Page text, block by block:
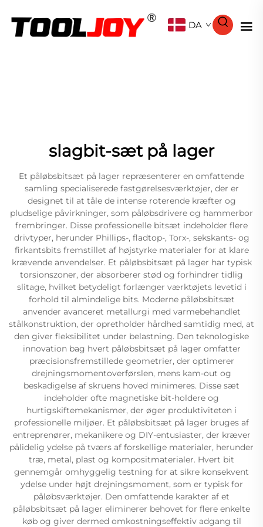
DA
slagbit-sæt på lager
Et påløbsbitsæt på lager repræsenterer en omfattende
samling specialiserede fastgørelsesværktøjer, der er
designet til at tåle de intense roterende kræfter og
pludselige påvirkninger, som påløbsdrivere og hammerbor
frembringer. Disse professionelle bitsæt indeholder flere
drivtyper, herunder Phillips-, fladtop-, Torx-, sekskants- og
firkantsbits fremstillet af højstyrke materialer for at klare
krævende anvendelser. Et påløbsbitsæt på lager har typisk
torsionszoner, der absorberer stød og forhindrer tidlig
slitage, hvilket betydeligt forlænger værktøjets levetid i
forhold til almindelige bits. Moderne påløbsbitsæt
anvender avanceret metallurgi med varmebehandlet
stålkonstruktion, der opretholder hårdhed samtidig med, at
den giver fleksibilitet under belastning. Den teknologiske
innovation bag hvert påløbsbitsæt på lager omfatter
præcisionsfremstillede geometrier, der optimerer
drejningsmomentoverførslen, mens kam-out og
beskadigelse af skruens hoved minimeres. Disse sæt
indeholder ofte magnetiske bit-holdere og
hurtigskiftemekanismer, der øger produktiviteten i
professionelle miljøer. Et påløbsbitsæt på lager bruges af
entreprenører, mekanikere og DIY-entusiaster, der kræver
pålidelig ydelse på tværs af forskellige materialer, herunder
træ, metal, plast og kompositmaterialer. Hvert bit
gennemgår omhyggelig testning for at sikre konsekvent
ydelse under højt drejningsmoment, som er typisk for
påløbsværktøjer. Den omfattende karakter af et
påløbsbitsæt på lager eliminerer behovet for flere enkelte
køb og giver dermed omkostningseffektiv adgang til